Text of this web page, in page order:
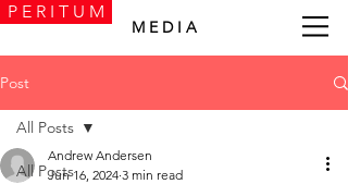
P E R I T U M
M E D I A
Post
All Posts
All Posts
Andrew Andersen
Jun 16, 2024 3 min read